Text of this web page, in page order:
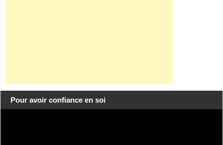
Pour avoir confiance en soi